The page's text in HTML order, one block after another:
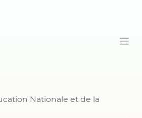
Nationale et de la